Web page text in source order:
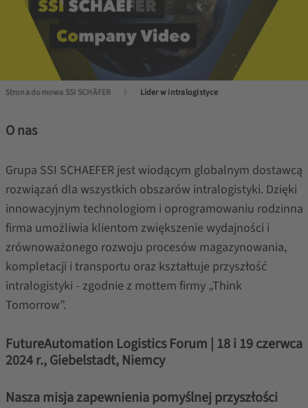
Strona domowa SSI SCHÄFER Lider w intralogistyce
O nas
Grupa SSI SCHAEFER jest wiodącym globalnym dostawcą
rozwiązań dla wszystkich obszarów intralogistyki. Dzięki
innowacyjnym technologiom i oprogramowaniu rodzinna
firma umożliwia klientom zwiększenie wydajności i
zrównoważonego rozwoju procesów magazynowania,
kompletacji i transportu oraz kształtuje przyszłość
intralogistyki - zgodnie z mottem firmy „Think
Tomorrow”.
FutureAutomation Logistics Forum | 18 i 19 czerwca
2024 r., Giebelstadt, Niemcy
Nasza misja zapewnienia pomyślnej przyszłości